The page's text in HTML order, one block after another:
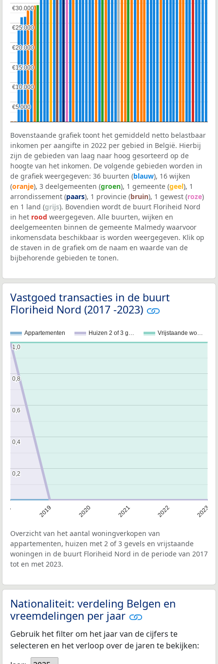
€5.000
€5.000
€10.000
€10.000
€15.000
€15.000
€20.000
€20.000
€25.000
€25.000
€30.000
€30.000
Bovenstaande grafiek toont het gemiddeld netto belastbaar
inkomen per aangifte in 2022 per gebied in België. Hierbij
zijn de gebieden van laag naar hoog gesorteerd op de
hoogte van het inkomen. De volgende gebieden worden in
de grafiek weergegeven: 36 buurten (blauw), 16 wijken
(oranje), 3 deelgemeenten (groen), 1 gemeente (geel), 1
arrondissement (paars), 1 provincie (bruin), 1 gewest (roze)
en 1 land (grijs). Bovendien wordt de buurt Floriheid Nord
in het rood weergegeven. Alle buurten, wijken en
deelgemeenten binnen de gemeente Malmedy waarvoor
inkomensdata beschikbaar is worden weergegeven. Klik op
de staven in de grafiek om de naam en waarde van de
bijbehorende gebieden te tonen.
Vastgoed transacties in de buurt
Floriheid Nord (2017 -2023)
Appartementen Huizen 2 of 3 g… Vrijstaande wo…
2019 2020 2021 2022 2023
0,2
0,2
0,4
0,4
0,6
0,6
0,8
0,8
1,0
1,0
Overzicht van het aantal woningverkopen van
appartementen, huizen met 2 of 3 gevels en vrijstaande
woningen in de buurt Floriheid Nord in de periode van 2017
tot en met 2023.
Nationaliteit: verdeling Belgen en
vreemdelingen per jaar
Gebruik het filter om het jaar van de cijfers te
selecteren en het verloop over de jaren te bekijken: